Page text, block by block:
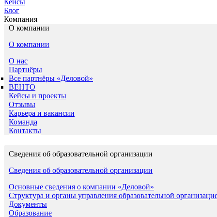
Кейсы
Блог
Компания
О компании
О компании
О нас
Партнёры
Все партнёры «Деловой»
ВЕНТО
Кейсы и проекты
Отзывы
Карьера и вакансии
Команда
Контакты
Сведения об образовательной организации
Сведения об образовательной организации
Основные сведения о компании «Деловой»
Структура и органы управления образовательной
Документы
Образование